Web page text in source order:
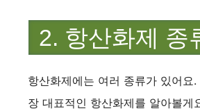
2. 항산화제 종
항산화제에는 여러 종류가 있어요
장 대표적인 항산화제를 알아볼게